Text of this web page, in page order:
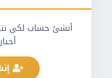
أنشئ حساب لكي